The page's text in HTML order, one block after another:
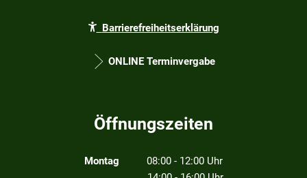
Barrierefreiheitserklärung
ONLINE Terminvergabe
Öffnungszeiten
Montag 08:00 - 12:00 Uhr